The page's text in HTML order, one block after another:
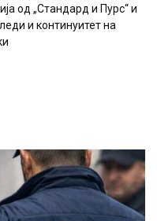
од „Стандард и Пурс“ и
и континуитет на